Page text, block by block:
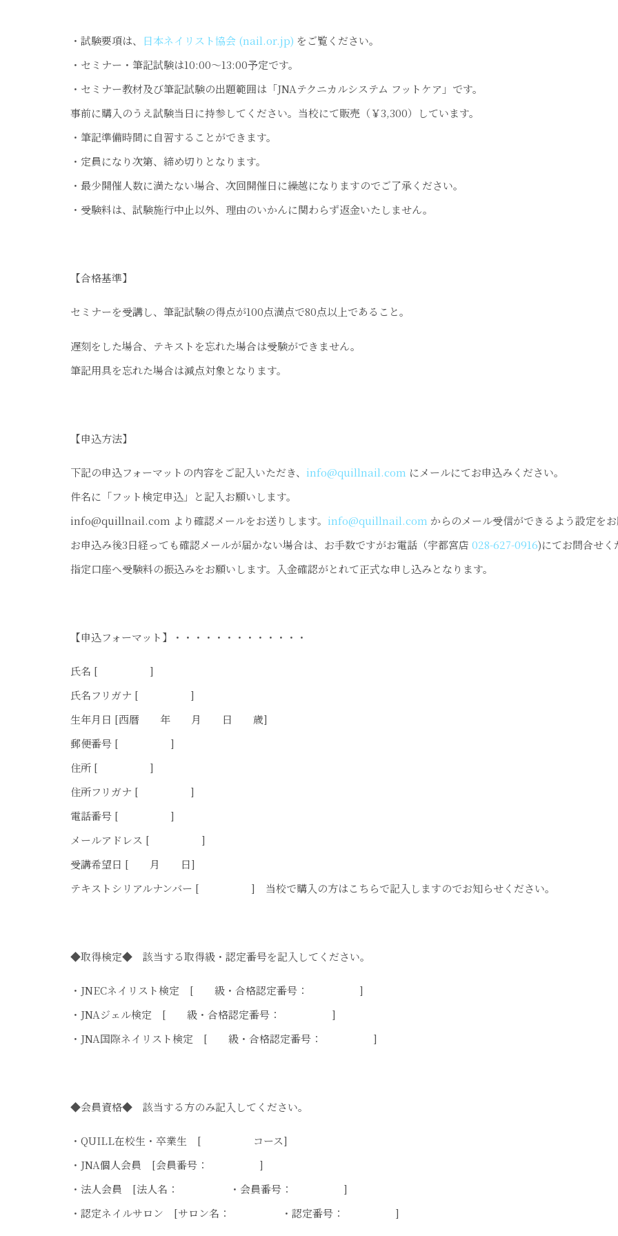
・試験要項は、 日本ネイリスト協会 (nail.or.jp) をご覧ください。
・セミナー・筆記試験は10:00～13:00予定です。
・セミナー教材及び筆記試験の出題範囲は「JNAテクニカルシステム フットケア」です。
事前に購入のうえ試験当日に持参してください。当校にて販売（￥3,300）しています。
・筆記準備時間に自習することができます。
・定員になり次第、締め切りとなります。
・最少開催人数に満たない場合、次回開催日に繰越になりますのでご了承ください。
・受験料は、試験施行中止以外、理由のいかんに関わらず返金いたしません。
【合格基準】
セミナーを受講し、筆記試験の得点が100点満点で80点以上であること。
遅刻をした場合、テキストを忘れた場合は受験ができません。
筆記用具を忘れた場合は減点対象となります。
【申込方法】
下記の申込フォーマットの内容をご記入いただき、 info@quillnail.com にメールにてお申込みください。
件名に「フット検定申込」と記入お願いします。
info@quillnail.com より確認メールをお送りします。 info@quillnail.com からのメール受信ができるよう設定をお
お申込み後3日経っても確認メールが届かない場合は、お手数ですがお電話（宇都宮店 028-627-0916)にてお問合せく
指定口座へ受験料の振込みをお願いします。入金確認がとれて正式な申し込みとなります。
【申込フォーマット】・・・・・・・・・・・・・
氏名 [ ]
氏名フリガナ [ ]
生年月日 [西暦 年 月 日 歳]
郵便番号 [ ]
住所 [ ]
住所フリガナ [ ]
電話番号 [ ]
メールアドレス [ ]
受講希望日 [ 月 日]
テキストシリアルナンバー [ ] 当校で購入の方はこちらで記入しますのでお知らせください。
◆取得検定◆ 該当する取得級・認定番号を記入してください。
・JNECネイリスト検定 [ 級・合格認定番号： ]
・JNAジェル検定 [ 級・合格認定番号： ]
・JNA国際ネイリスト検定 [ 級・合格認定番号： ]
◆会員資格◆ 該当する方のみ記入してください。
・QUILL在校生・卒業生 [ コース]
・JNA個人会員 [会員番号： ]
・法人会員 [法人名： ・会員番号： ]
・認定ネイルサロン [サロン名： ・認定番号： ]